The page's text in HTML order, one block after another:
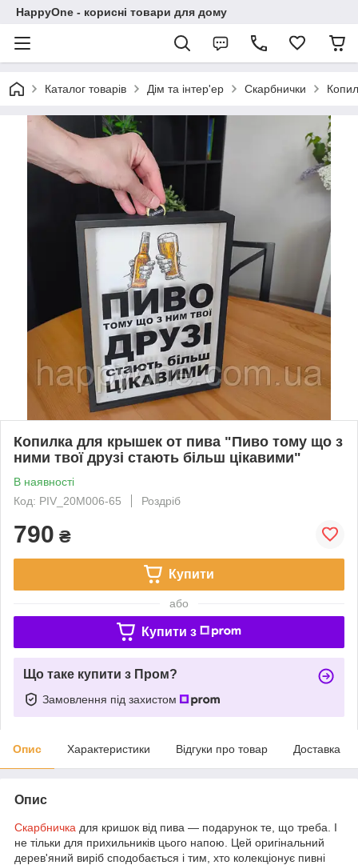
HappyOne - корисні товари для дому
Каталог товарів Дім та інтер'ер Скарбнички
Копилка для крышек от пива "Пиво тому що з
ними твої друзі стають більш цікавими"
В наявності
Код: PIV_20M006-65
Роздріб
790 ₴
Купити
або
Купити з
Що таке купити з Пром?
Замовлення під захистом
Опис Характеристики Відгуки про товар Доставка
Опис
Скарбничка для кришок від пива — подарунок те, що треба. І
не тільки для прихильників цього напою. Цей оригінальний
дерев'яний виріб сподобається і тим, хто колекціонує пивні